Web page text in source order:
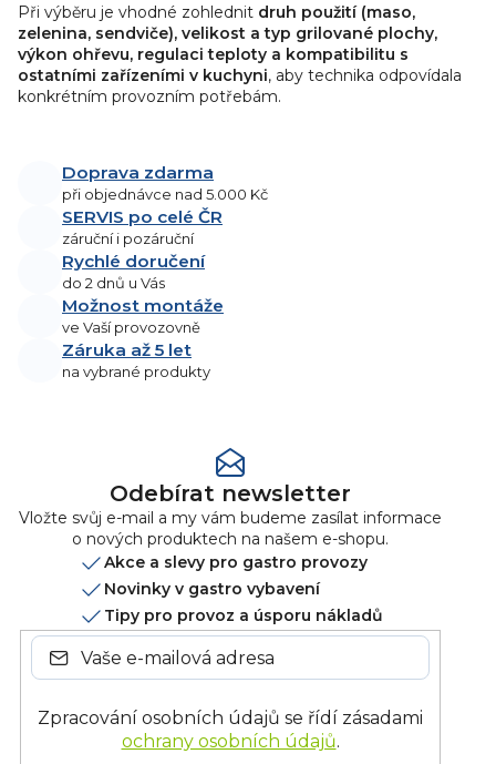
Při výběru je vhodné zohlednit druh použití (maso,
zelenina, sendviče), velikost a typ grilované plochy,
výkon ohřevu, regulaci teploty a kompatibilitu s
ostatními zařízeními v kuchyni, aby technika odpovídala
konkrétním provozním potřebám.
Doprava zdarma
při objednávce nad 5.000 Kč
SERVIS po celé ČR
záruční i pozáruční
Rychlé doručení
do 2 dnů u Vás
Možnost montáže
ve Vaší provozovně
Záruka až 5 let
na vybrané produkty
Odebírat newsletter
Vložte svůj e-mail a my vám budeme zasílat informace
o nových produktech na našem e-shopu.
Akce a slevy pro gastro provozy
Novinky v gastro vybavení
Tipy pro provoz a úsporu nákladů
Zpracování osobních údajů se řídí zásadami
ochrany osobních údajů.